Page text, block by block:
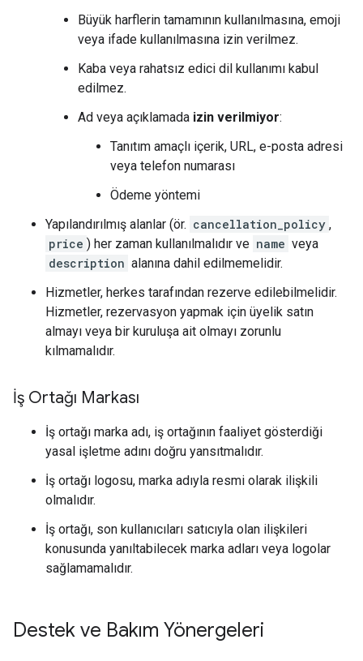
Büyük harflerin tamamının kullanılmasına, emoji
veya ifade kullanılmasına izin verilmez.
Kaba veya rahatsız edici dil kullanımı kabul
edilmez.
Ad veya açıklamada izin verilmiyor:
Tanıtım amaçlı içerik, URL, e-posta adresi
veya telefon numarası
Ödeme yöntemi
Yapılandırılmış alanlar (ör. cancellation_policy ,
price ) her zaman kullanılmalıdır ve name veya
description alanına dahil edilmemelidir.
Hizmetler, herkes tarafından rezerve edilebilmelidir.
Hizmetler, rezervasyon yapmak için üyelik satın
almayı veya bir kuruluşa ait olmayı zorunlu
kılmamalıdır.
İş Ortağı Markası
İş ortağı marka adı, iş ortağının faaliyet gösterdiği
yasal işletme adını doğru yansıtmalıdır.
İş ortağı logosu, marka adıyla resmi olarak ilişkili
olmalıdır.
İş ortağı, son kullanıcıları satıcıyla olan ilişkileri
konusunda yanıltabilecek marka adları veya logolar
sağlamamalıdır.
Destek ve Bakım Yönergeleri